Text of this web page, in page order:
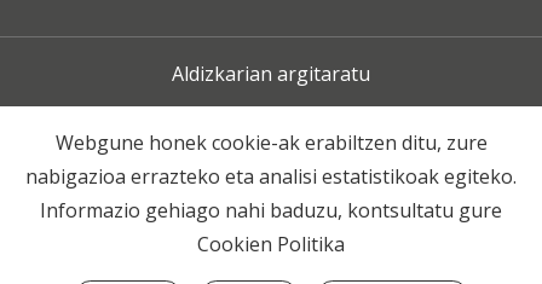
Aldizkarian argitaratu
Lege Oharra
Harpidetza
Webgune honek cookie-ak erabiltzen ditu, zure
nabigazioa errazteko eta analisi estatistikoak egiteko.
Informazio gehiago nahi baduzu, kontsultatu gure
Cookien Politika